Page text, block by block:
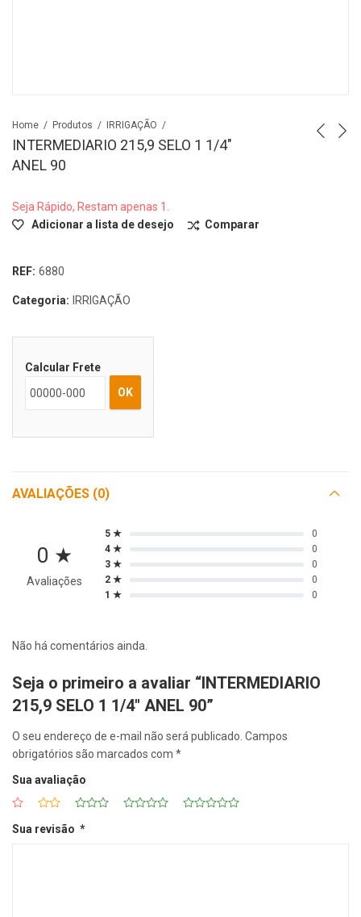
Home Produtos IRRIGAÇÃO
INTERMEDIARIO 215,9 SELO 1 1/4″
ANEL 90
Seja Rápido, Restam apenas 1.
Adicionar a lista de desejo
Comparar
REF: 6880
Categoria: IRRIGAÇÃO
Calcular Frete
OK
AVALIAÇÕES (0)
0 ★
Avaliações
5 ★
0
4 ★
0
3 ★
0
2 ★
0
1 ★
0
Não há comentários ainda.
Seja o primeiro a avaliar “INTERMEDIARIO
215,9 SELO 1 1/4″ ANEL 90”
O seu endereço de e-mail não será publicado. Campos
obrigatórios são marcados com *
Sua avaliação
Sua revisão *